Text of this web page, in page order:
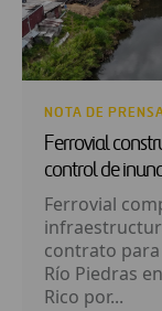
NOTA DE
Ferrovial
control de
Ferrovial
contrato
Río Piedras
Rico por...